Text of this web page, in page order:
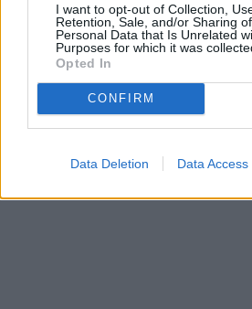
I want to opt-out of Collection,
Retention, Sale, and/or Sharing
Personal Data that Is Unrelated
Purposes for which it was
Opted In
CONFIRM
Data Deletion Data Access